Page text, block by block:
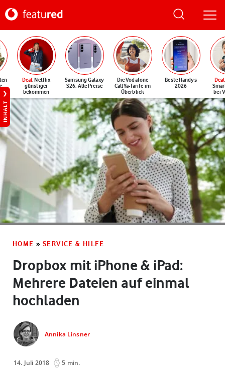
Deal: Netflix
günstiger
bekommen
Samsung Galaxy
S26: Alle Preise
Die Vodafone
CallYa-Tarife im
Überblick
Beste Handys
2026
Deal
bei
INHALT
HOME » SERVICE & HILFE
Dropbox mit iPhone & iPad:
Mehrere Dateien auf einmal
hochladen
Annika Linsner
14. Juli 2018 5 min.